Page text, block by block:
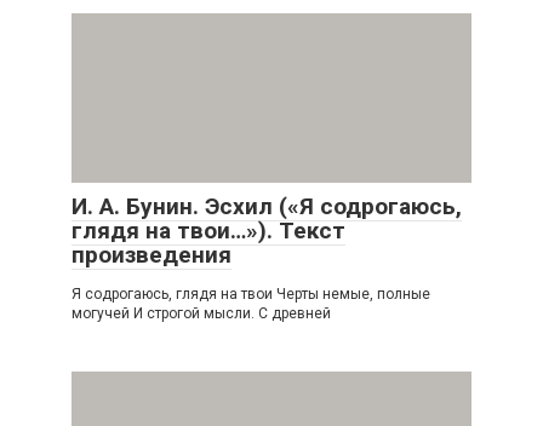
И. А. Бунин. Эсхил («Я содрогаюсь,
глядя на твои…»). Текст
произведения
Я содрогаюсь, глядя на твои Черты немые, полные
могучей И строгой мысли. С древней